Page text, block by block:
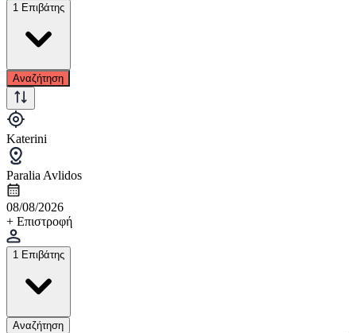
1 Επιβάτης
Αναζήτηση
Katerini
Paralia Avlidos
08/08/2026
+ Επιστροφή
1 Επιβάτης
Αναζήτηση